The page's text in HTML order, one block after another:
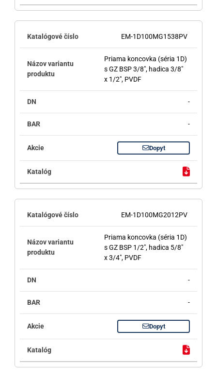
EM-1D100MG1538PV
Priama koncovka (séria 1D)
s GZ BSP 3/8", hadica 3/8"
x 1/2", PVDF
-
-
Dopyt
EM-1D100MG2012PV
Priama koncovka (séria 1D)
s GZ BSP 1/2", hadica 5/8"
x 3/4", PVDF
-
-
Dopyt